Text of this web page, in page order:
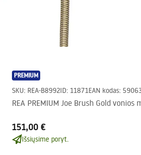
PREMIUM
SKU: REA-B8992ID: 11871EAN kodas:
REA PREMIUM Joe Brush Gold vonios
151,00 €
Išsiųsime poryt.